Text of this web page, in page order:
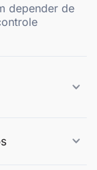
depender de